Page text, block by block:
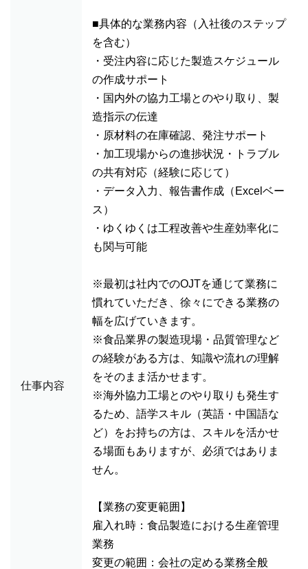
仕事内容
■具体的な業務内容（入社後のステップ
を含む）
・受注内容に応じた製造スケジュール
の作成サポート
・国内外の協力工場とのやり取り、製
造指示の伝達
・原材料の在庫確認、発注サポート
・加工現場からの進捗状況・トラブル
の共有対応（経験に応じて）
・データ入力、報告書作成（Excelベー
ス）
・ゆくゆくは工程改善や生産効率化に
も関与可能
※最初は社内でのOJTを通じて業務に
慣れていただき、徐々にできる業務の
幅を広げていきます。
※食品業界の製造現場・品質管理など
の経験がある方は、知識や流れの理解
をそのまま活かせます。
※海外協力工場とのやり取りも発生す
るため、語学スキル（英語・中国語な
ど）をお持ちの方は、スキルを活かせ
る場面もありますが、必須ではありま
せん。
【業務の変更範囲】
雇入れ時：食品製造における生産管理
業務
変更の範囲：会社の定める業務全般